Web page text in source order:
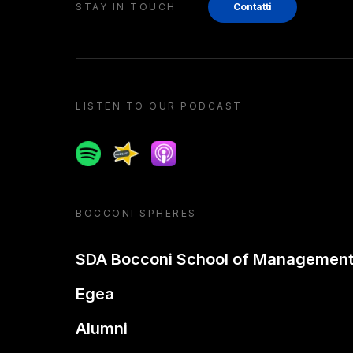
STAY IN TOUCH Contatti
LISTEN TO OUR PODCAST
SpotifySpreakerApple podcast
BOCCONI SPHERES
SDA Bocconi School of Management
Egea
Alumni